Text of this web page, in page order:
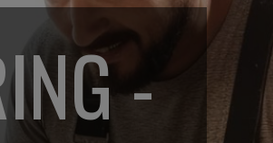
-